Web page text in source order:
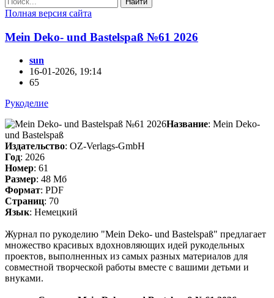
Полная версия сайта
Mein Deko- und Bastelspaß №61 2026
sun
16-01-2026, 19:14
65
Рукоделие
Название: Mein Deko-
und Bastelspaß
Издательство: OZ-Verlags-GmbH
Год: 2026
Номер: 61
Размер: 48 Мб
Формат: PDF
Страниц: 70
Язык: Немецкий
Журнал по рукоделию "Mein Deko- und Bastelspaß" предлагает
множество красивых вдохновляющих идей рукодельных
проектов, выполненных из самых разных материалов для
совместной творческой работы вместе с вашими детьми и
внуками.